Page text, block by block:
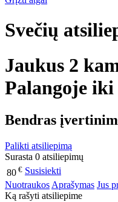
Svečių
Jaukus 2
Palangoje iki
Bendras
Palikti atsiliepimą
Surasta 0 atsiliepimų
80 € Susisiekti
Nuotraukos Aprašymas Jus
Ką rašyti atsiliepime